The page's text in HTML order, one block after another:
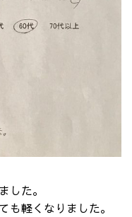
した。
も軽くなりました。